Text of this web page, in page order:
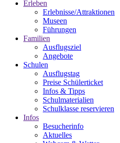
Erleben
Erlebnisse/Attraktionen
Museen
Führungen
Familien
Ausflugsziel
Angebote
Schulen
Ausflugstag
Preise Schülerticket
Infos & Tipps
Schulmaterialien
Schulklasse reservieren
Infos
Besucherinfo
Aktuelles